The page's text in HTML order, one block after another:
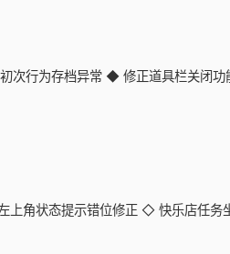
次行为存档异常 ◆ 修正道具栏关闭
上角状态提示错位修正 ◇ 快乐店任务